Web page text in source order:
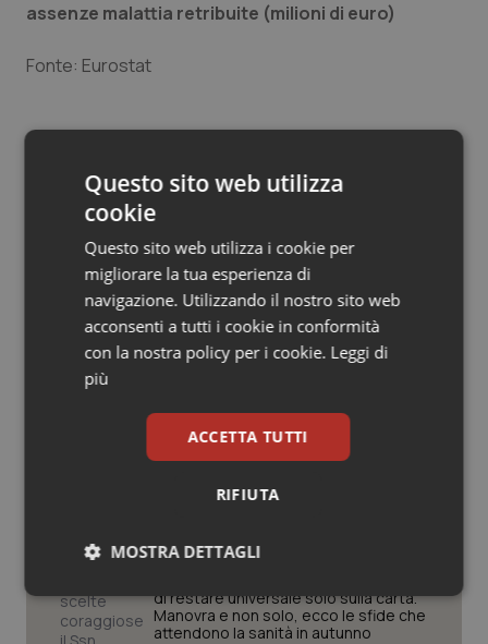
Salute orale & impianti
Tiroide
Tumore al seno
Tumore ovarico
Tumori del Polmone & Testa Collo
Tumori gastrointestinali
Ulcera & Reflusso
assenze malattia retribuite (milioni di euro)
Fonte: Eurostat
14 Gennaio 2018
© Riproduzione riservata
Studi e Analisi
di restare universale solo sulla carta.
Manovra e non solo, ecco le sfide che
attendono la sanità in autunno
Questo sito web utilizza
cookie
Questo sito web utilizza i cookie per
migliorare la tua esperienza di
navigazione. Utilizzando il nostro sito web
acconsenti a tutti i cookie in conformità
con la nostra policy per i cookie. Leggi di
più
ACCETTA TUTTI
RIFIUTA
MOSTRA DETTAGLI
Necessari Statistici Marketing